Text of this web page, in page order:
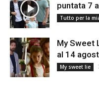
puntata 7
Tutto per la
My Sweet
al 14
My sweet lie